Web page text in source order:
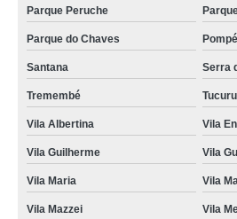
panetone trufado caseiro preço Guaianases
panetones trufados caseiro Jaboticabal
preço de panetone trufado decorado Santana
chocotones trufados chocolate Araçatuba
panetone trufado chocolate preço Vila Marisa
preço de panetone trufado bauducco
preço de panetone trufado artesanal Jardim
Parque Peruche
Parque do Chaves
Santana Serra
Tremembé
Vila Albertina Vila
Vila Guilherme Vila
Vila Maria Vila
Vila Mazzei
Vila